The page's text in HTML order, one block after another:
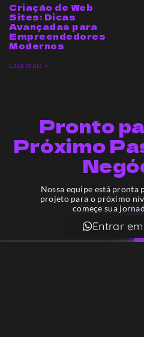
Criação de Web
Sites: Dicas
Avançadas para
Empreendedores
Modernos
Leia mais »
Pronto
Próximo
Nossa equipe está pronta
projeto para o próximo
começe sua
Entrar